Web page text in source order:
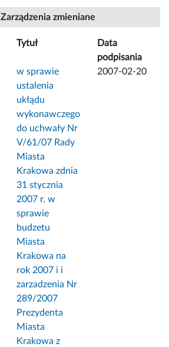
Zarządzenia zmieniane
Tytuł
Data
podpisania
w sprawie
ustalenia
ukłądu
wykonawczego
do uchwały Nr
V/61/07 Rady
Miasta
Krakowa zdnia
31 stycznia
2007 r. w
sprawie
budzetu
Miasta
Krakowa na
rok 2007 i i
zarzadzenia Nr
289/2007
Prezydenta
Miasta
Krakowa z
2007-02-20